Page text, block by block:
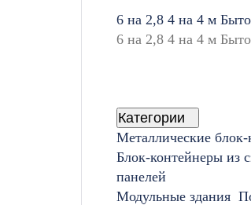
6 на 2,8 4 на 4 м
Категории
Металлические
Блок-контейнеры из
панелей
Модульные здания